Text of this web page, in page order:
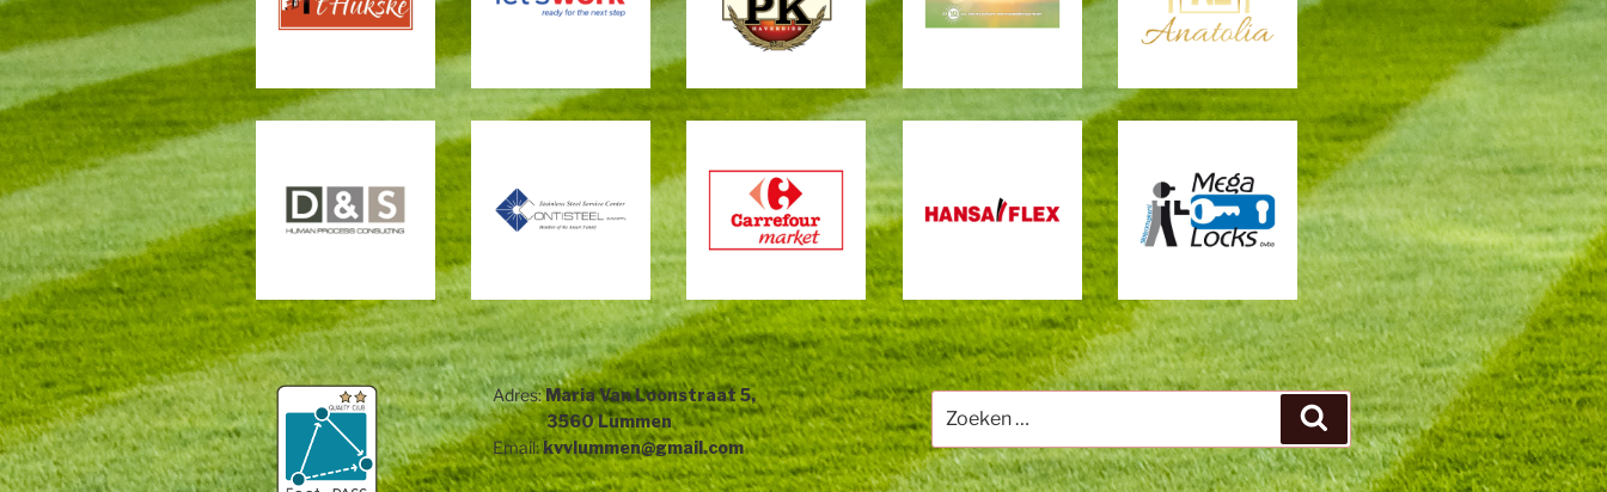
Adres:Maria Van Loonstraat 5,
3560 Lummen
Email:kvvlummen@gmail.com
Zoeken
naar:
Zoeken